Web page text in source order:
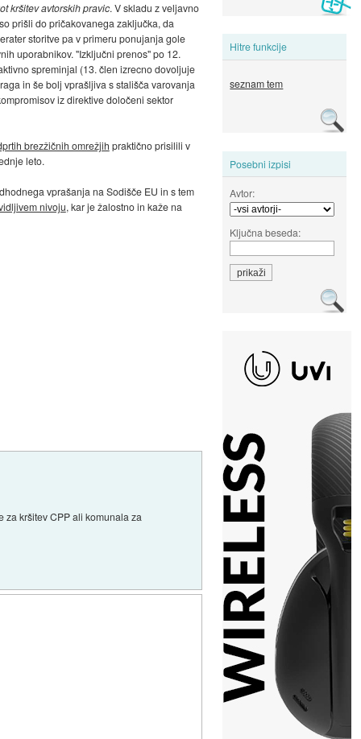
Hitre funkcije
seznam tem
Posebni izpisi
Avtor:
Ključna beseda:
kršitev avtorskih pravic. V skladu z veljavno
prišli do pričakovanega zaključka, da
storitve pa v primeru ponujanja gole
uporabnikov. "Izključni prenos" po 12.
spreminjal (13. člen izrecno dovoljuje
in še bolj vprašljiva s stališča varovanja
iz direktive določeni sektor
brezžičnih omrežjih praktično prisilili v
leto.
vprašanja na Sodišče EU in s tem
nivoju, kar je žalostno in kaže na
za kršitev CPP ali komunala za